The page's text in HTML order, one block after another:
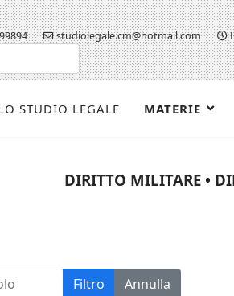
studiolegale.cm@hotmail.com
STUDIO LEGALE MATERIE
DIRITTO MILITARE •
Filtro Annulla